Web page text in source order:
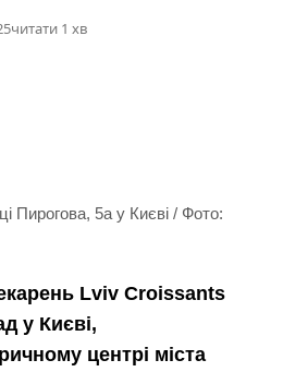
читати 1 хв
Пирогова, 5а у Києві / Фото:
Lviv Croissants
у Києві,
центрі міста